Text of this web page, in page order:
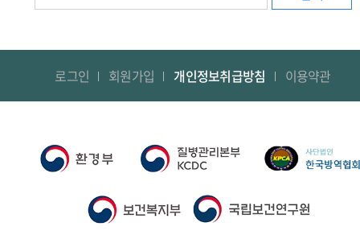
로그인 회원가입 개인정보취급방침 이용약관